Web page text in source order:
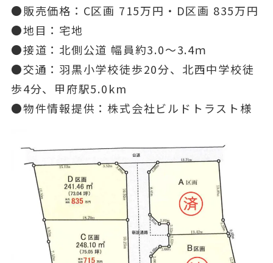
●販売価格：C区画 715万円・D区画 835万円
●地目：宅地
●接道：北側公道 幅員約3.0～3.4ｍ
●交通：羽黒小学校徒歩20分、北西中学校徒
歩4分、甲府駅5.0km
●物件情報提供：株式会社ビルドトラスト様